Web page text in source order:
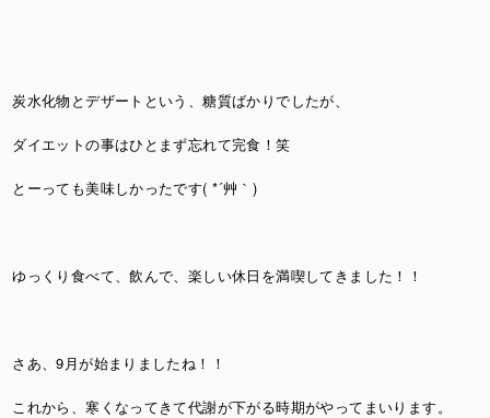
炭水化物とデザートという、糖質ばかりでしたが、
ダイエットの事はひとまず忘れて完食！笑
とーっても美味しかったです( *´艸｀)
ゆっくり食べて、飲んで、楽しい休日を満喫してきました！！
さあ、9月が始まりましたね！！
これから、寒くなってきて代謝が下がる時期がやってまいります。